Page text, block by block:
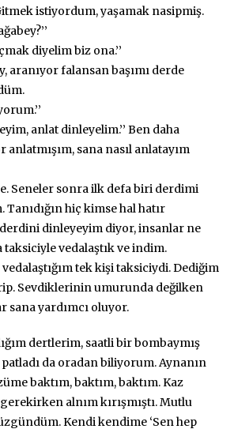
istiyordum, yaşamak nasipmiş.
diyelim biz ona.’’
aranıyor falansan başımı derde
anlat dinleyelim.’’ Ben daha
sana nasıl anlatayım
Seneler sonra ilk defa biri derdimi
Tanıdığın hiç kimse hal hatır
dinleyeyim diyor, insanlar ne
taksiciyle vedalaştık ve indim.
tek kişi taksiciydi. Dediğim
Sevdiklerinin umurunda değilken
sana yardımcı oluyor.
dertlerim, saatli bir bombaymış
da oradan biliyorum. Aynanın
baktım, baktım, baktım. Kaz
alnım kırışmıştı. Mutlu
Kendi kendime ‘Sen hep